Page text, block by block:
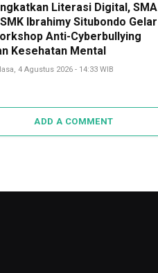
Literasi Digital, SMA
Ibrahimy Situbondo Gelar
Anti-Cyberbullying
Kesehatan Mental
4 Agustus 2026 - 14:33 WIB
ADD A COMMENT